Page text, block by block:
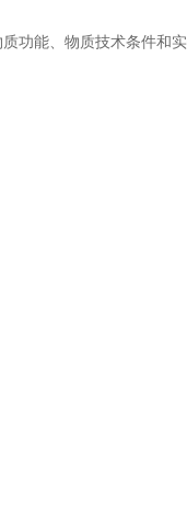
功能、物质技术条件和